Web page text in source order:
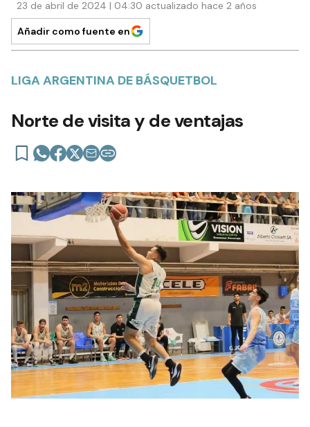
23 de abril de 2024 | 04:30 actualizado hace 2 años
Añadir como fuente en
LIGA ARGENTINA DE BÁSQUETBOL
Norte de visita y de ventajas